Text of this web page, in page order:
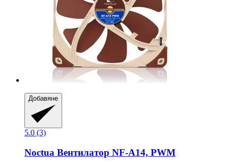
Добавяне
5.0 (3)
Noctua Вентилатор NF-​A14, PWM